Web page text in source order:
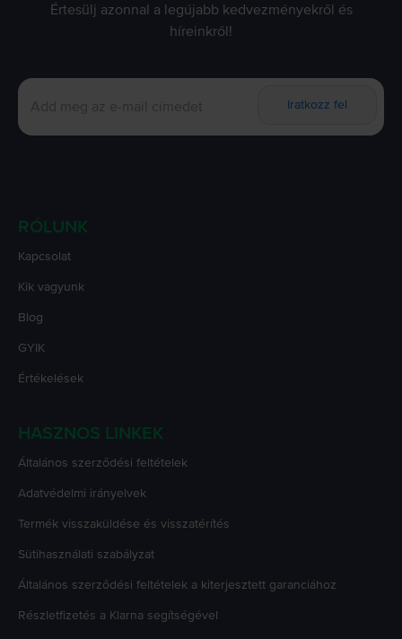
Értesülj azonnal a legújabb kedvezményekről és
híreinkről!
Iratkozz fel
RÓLUNK
Kapcsolat
Kik vagyunk
Blog
GYIK
Értékelések
HASZNOS LINKEK
Általános szerződési feltételek
Adatvédelmi irányelvek
Termék visszaküldése és visszatérítés
Sütihasználati szabályzat
Általános szerződési feltételek a kiterjesztett garanciához
Részletfizetés a Klarna segítségével